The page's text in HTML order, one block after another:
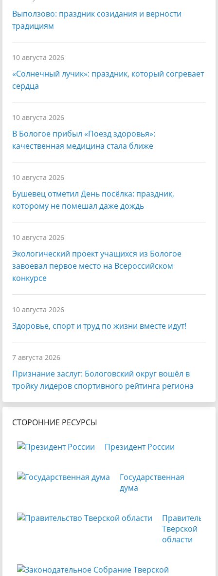
Выползово: праздник созидания и верности
традициям
10 августа 2026
«Солнечный лучик»: праздник, который согревает
сердца
10 августа 2026
В Бологое прибыл «Поезд здоровья»:
качественная медицина стала ближе
10 августа 2026
Бушевец отметил День посёлка: праздник,
которому не помешал даже дождь
10 августа 2026
Экологический проект учащихся из Бологое
завоевал первое место на Всероссийском
конкурсе
10 августа 2026
Здоровье, спорт и труд по жизни вместе идут!
7 августа 2026
Признание заслуг: Бологовский округ вошёл в
тройку лидеров спортивного рейтинга региона
СТОРОННИЕ РЕСУРСЫ
Президент России
Государственная
дума
Тверской
области